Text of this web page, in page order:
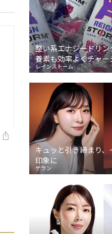
整い系エナジードリ
養素も効率よくチャー
レインストーム
キュッと引き締まり
印象に
ゲラン